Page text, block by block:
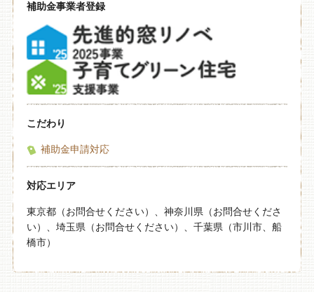
補助金事業者登録
こだわり
補助金申請対応
対応エリア
東京都（お問合せください）、神奈川県（お問合せくださ
い）、埼玉県（お問合せください）、千葉県（市川市、船
橋市）